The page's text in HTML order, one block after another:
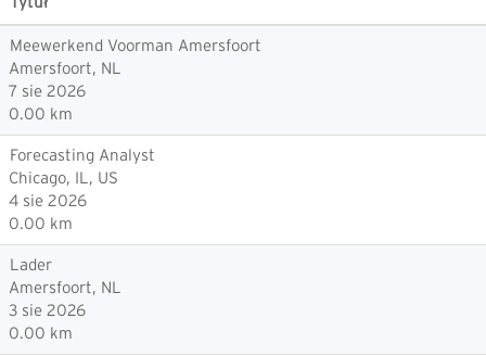
Meewerkend Voorman Amersfoort
Amersfoort, NL
7 sie 2026
0.00 km
Forecasting Analyst
Chicago, IL, US
4 sie 2026
0.00 km
Lader
Amersfoort, NL
3 sie 2026
0.00 km